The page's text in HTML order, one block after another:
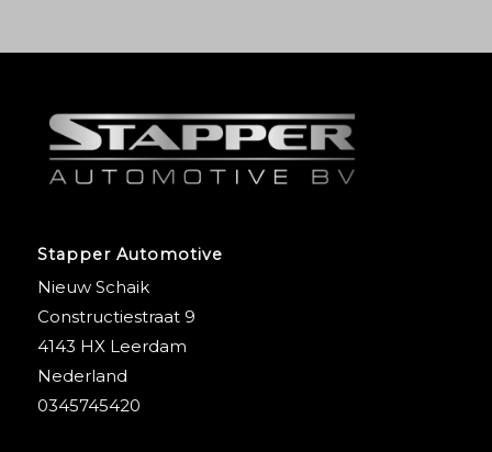
Stapper Automotive
Nieuw Schaik
Constructiestraat 9
4143 HX Leerdam
Nederland
0345745420